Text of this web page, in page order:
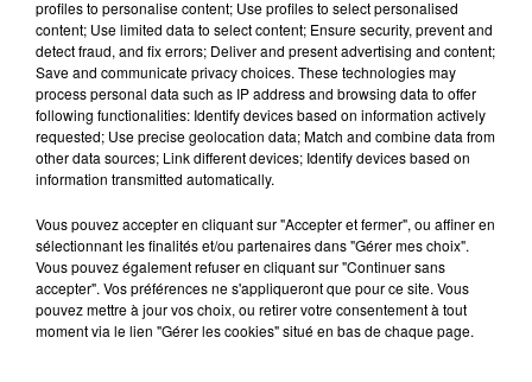
profiles to personalise content; Use profiles to select personalised
content; Use limited data to select content; Ensure security, prevent and
detect fraud, and fix errors; Deliver and present advertising and content;
Save and communicate privacy choices. These technologies may
process personal data such as IP address and browsing data to offer
following functionalities: Identify devices based on information actively
requested; Use precise geolocation data; Match and combine data from
other data sources; Link different devices; Identify devices based on
information transmitted automatically.
Vous pouvez accepter en cliquant sur "Accepter et fermer", ou affiner en
sélectionnant les finalités et/ou partenaires dans "Gérer mes choix".
Vous pouvez également refuser en cliquant sur "Continuer sans
accepter". Vos préférences ne s'appliqueront que pour ce site. Vous
pouvez mettre à jour vos choix, ou retirer votre consentement à tout
moment via le lien "Gérer les cookies" situé en bas de chaque page.